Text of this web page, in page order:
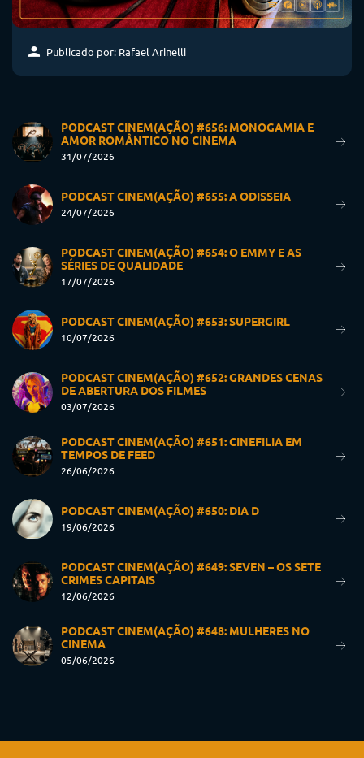
Publicado por: Rafael Arinelli
PODCAST CINEM(AÇÃO) #656: MONOGAMIA E
AMOR ROMÂNTICO NO CINEMA
31/07/2026
PODCAST CINEM(AÇÃO) #655: A ODISSEIA
24/07/2026
PODCAST CINEM(AÇÃO) #654: O EMMY E AS
SÉRIES DE QUALIDADE
17/07/2026
PODCAST CINEM(AÇÃO) #653: SUPERGIRL
10/07/2026
PODCAST CINEM(AÇÃO) #652: GRANDES CENAS
DE ABERTURA DOS FILMES
03/07/2026
PODCAST CINEM(AÇÃO) #651: CINEFILIA EM
TEMPOS DE FEED
26/06/2026
PODCAST CINEM(AÇÃO) #650: DIA D
19/06/2026
PODCAST CINEM(AÇÃO) #649: SEVEN – OS SETE
CRIMES CAPITAIS
12/06/2026
PODCAST CINEM(AÇÃO) #648: MULHERES NO
CINEMA
05/06/2026